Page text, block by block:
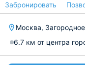
Забронировать
Москва,
6.7 км от центра